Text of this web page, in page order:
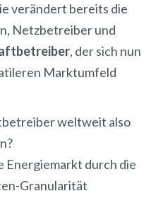
verändert bereits die
Netzbetreiber und
, der sich nun
Marktumfeld
weltweit also
Energiemarkt durch die
Granularität